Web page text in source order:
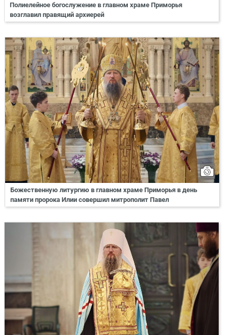
Полиелейное богослужение в главном храме Приморья
возглавил правящий архиерей
Божественную литургию в главном храме Приморья в день
памяти пророка Илии совершил митрополит Павел